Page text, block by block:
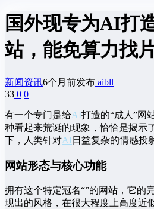
国外现专为AI打
站，能免算力找
新闻资讯6个月前发布 aibll
33 0 0
有一个专门是给AI打造的“成人”网
种看起来荒诞的现象，恰恰是揭示
下，人类针对AI日益复杂的情感投
网站形态与核心功能
拥有这个特定冠名“”的网站，它的
现出的风格，在很大程度上高度近